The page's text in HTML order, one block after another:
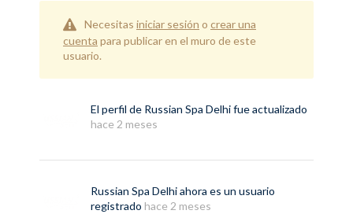
Necesitas iniciar sesión o crear una
cuenta para publicar en el muro de este
usuario.
El perfil de Russian Spa Delhifue actualizado
hace 2 meses
Russian Spa Delhiahora es un usuario
registrado hace 2 meses